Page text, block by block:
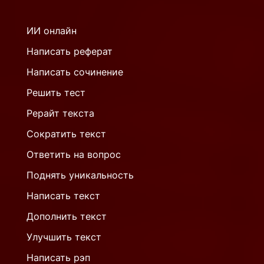
ИИ онлайн
Написать реферат
Написать сочинение
Решить тест
Рерайт текста
Сократить текст
Ответить на вопрос
Поднять уникальность
Написать текст
Дополнить текст
Улучшить текст
Написать рэп